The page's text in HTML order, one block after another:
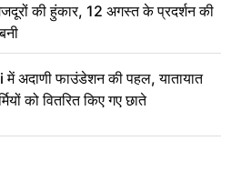
की हुंकार, 12 अगस्त के प्रदर्शन की
अदाणी फाउंडेशन की पहल, यातायात
को वितरित किए गए छाते